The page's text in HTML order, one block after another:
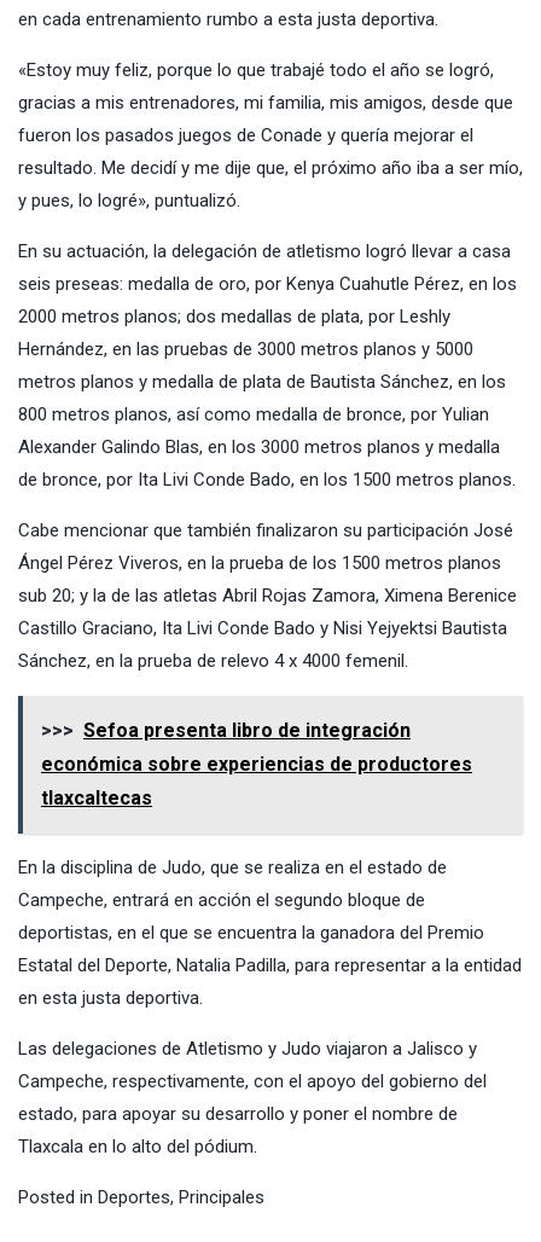
en cada entrenamiento rumbo a esta justa deportiva.
«Estoy muy feliz, porque lo que trabajé todo el año se logró,
gracias a mis entrenadores, mi familia, mis amigos, desde que
fueron los pasados juegos de Conade y quería mejorar el
resultado. Me decidí y me dije que, el próximo año iba a ser mío,
y pues, lo logré», puntualizó.
En su actuación, la delegación de atletismo logró llevar a casa
seis preseas: medalla de oro, por Kenya Cuahutle Pérez, en los
2000 metros planos; dos medallas de plata, por Leshly
Hernández, en las pruebas de 3000 metros planos y 5000
metros planos y medalla de plata de Bautista Sánchez, en los
800 metros planos, así como medalla de bronce, por Yulian
Alexander Galindo Blas, en los 3000 metros planos y medalla
de bronce, por Ita Livi Conde Bado, en los 1500 metros planos.
Cabe mencionar que también finalizaron su participación José
Ángel Pérez Viveros, en la prueba de los 1500 metros planos
sub 20; y la de las atletas Abril Rojas Zamora, Ximena Berenice
Castillo Graciano, Ita Livi Conde Bado y Nisi Yejyektsi Bautista
Sánchez, en la prueba de relevo 4 x 4000 femenil.
>>> Sefoa presenta libro de integración
económica sobre experiencias de productores
tlaxcaltecas
En la disciplina de Judo, que se realiza en el estado de
Campeche, entrará en acción el segundo bloque de
deportistas, en el que se encuentra la ganadora del Premio
Estatal del Deporte, Natalia Padilla, para representar a la entidad
en esta justa deportiva.
Las delegaciones de Atletismo y Judo viajaron a Jalisco y
Campeche, respectivamente, con el apoyo del gobierno del
estado, para apoyar su desarrollo y poner el nombre de
Tlaxcala en lo alto del pódium.
Posted in Deportes, Principales